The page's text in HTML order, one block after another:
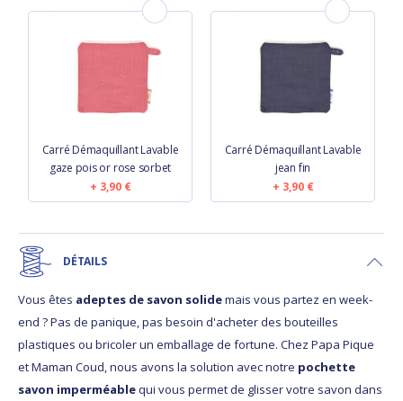
Carré Démaquillant Lavable
gaze pois or rose sorbet
3,90 €
Carré Démaquillant Lavable
jean fin
3,90 €
DÉTAILS
Vous êtes adeptes de savon solidemais vous partez en week-
end ? Pas de panique, pas besoin d'acheter des bouteilles
plastiques ou bricoler un emballage de fortune. Chez Papa Pique
et Maman Coud, nous avons la solution avec notre pochette
savon imperméablequi vous permet de glisser votre savon dans